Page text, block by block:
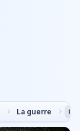
La guerre